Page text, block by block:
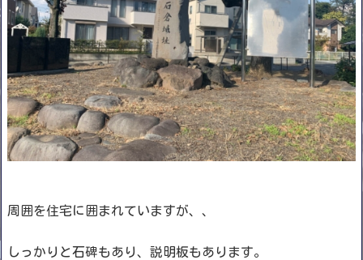
周囲を住宅に囲まれていますが、、
しっかりと石碑もあり、説明板もあります。